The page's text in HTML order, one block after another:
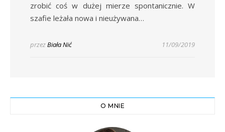
zrobić coś w dużej mierze spontanicznie. W
szafie leżała nowa i nieużywana…
przezBiała Nić 11/09/2019
O MNIE